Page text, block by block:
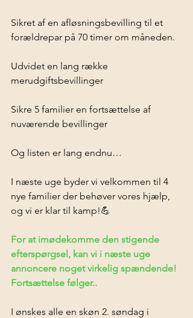
Sikret af en afløsningsbevilling til et
forældrepar på 70 timer om måneden.
Udvidet en lang række
merudgiftsbevillinger
Sikre 5 familier en fortsættelse af
nuværende bevillinger
Og listen er lang endnu…
I næste uge byder vi velkommen til 4
nye familier der behøver vores hjælp,
og vi er klar til kamp!💪
For at imødekomme den stigende
efterspørgsel, kan vi i næste uge
annoncere noget virkelig spændende!
Fortsættelse følger..
I ønskes alle en skøn 2. søndag i